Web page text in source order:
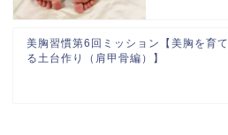
美胸習慣第6回ミッション【美胸を育て
る土台作り（肩甲骨編）】